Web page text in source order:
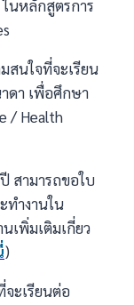
นหลักสูตรการ
สนใจที่จะเรียน
ดา เพื่อศึกษา
/ Health
สามารถขอใบ
ทำงานใน
เพิ่มเติมเกี่ยว
)
ะเรียนต่อ